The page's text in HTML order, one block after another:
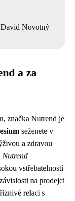
David Novotný
a za
značka Nutrend je
seženete v
a zdravou
Nutrend
vstřebatelností
na prodejci
relaci s